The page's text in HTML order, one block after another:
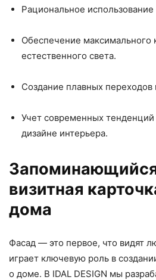
Рациональное использование
Обеспечение максимального
естественного света.
Создание плавных
Учет современных тенденций
дизайне интерьера.
визитная
дома
Фасад — это первое, что видят
играет ключевую роль в
о доме. В IDAL DESIGN мы